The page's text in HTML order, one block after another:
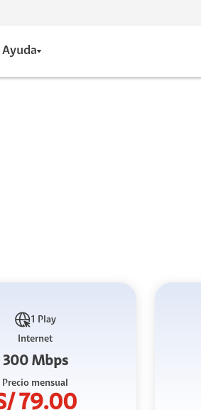
Ayuda
1 Play
Internet
300 Mbps
Precio mensual
79.00